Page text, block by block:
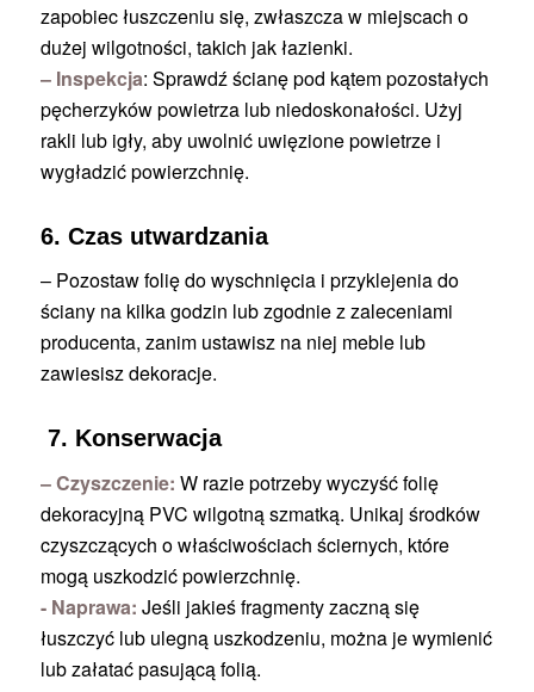
zapobiec łuszczeniu się, zwłaszcza w miejscach o
dużej wilgotności, takich jak łazienki.
– Inspekcja: Sprawdź ścianę pod kątem pozostałych
pęcherzyków powietrza lub niedoskonałości. Użyj
rakli lub igły, aby uwolnić uwięzione powietrze i
wygładzić powierzchnię.
6. Czas utwardzania
– Pozostaw folię do wyschnięcia i przyklejenia do
ściany na kilka godzin lub zgodnie z zaleceniami
producenta, zanim ustawisz na niej meble lub
zawiesisz dekoracje.
7. Konserwacja
– Czyszczenie: W razie potrzeby wyczyść folię
dekoracyjną PVC wilgotną szmatką. Unikaj środków
czyszczących o właściwościach ściernych, które
mogą uszkodzić powierzchnię.
- Naprawa: Jeśli jakieś fragmenty zaczną się
łuszczyć lub ulegną uszkodzeniu, można je wymienić
lub załatać pasującą folią.